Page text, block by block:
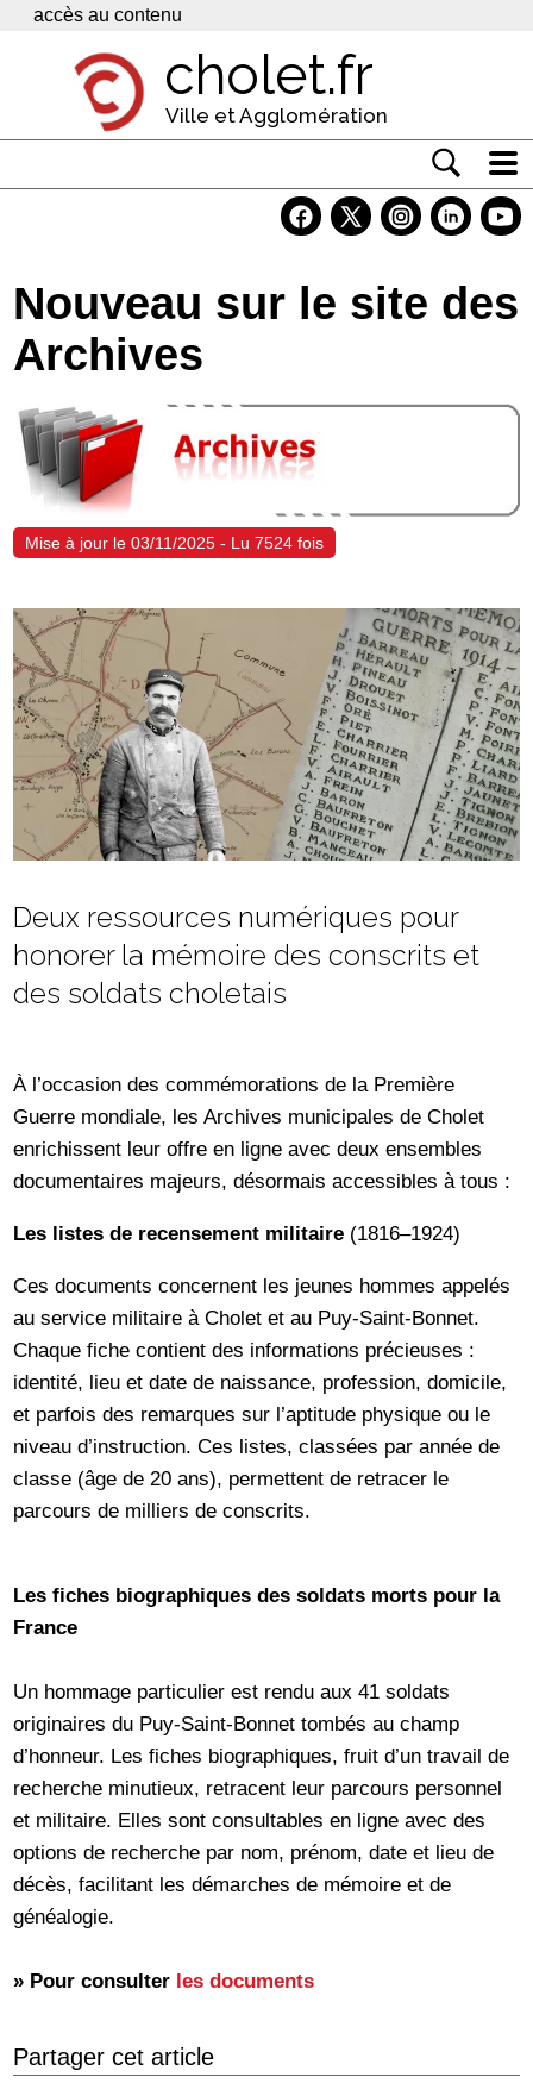
Panneau de gestion des cookies
accès au contenu
cholet.fr
Ville et Agglomération
Economie
Services
Contacts
Nouveau sur le site des
Archives
Mise à jour le 03/11/2025 - Lu 7524 fois
Deux ressources numériques pour
honorer la mémoire des conscrits et
des soldats choletais
À l’occasion des commémorations de la Première
Guerre mondiale, les Archives municipales de Cholet
enrichissent leur offre en ligne avec deux ensembles
documentaires majeurs, désormais accessibles à tous :
Les listes de recensement militaire (1816–1924)
Ces documents concernent les jeunes hommes appelés
au service militaire à Cholet et au Puy-Saint-Bonnet.
Chaque fiche contient des informations précieuses :
identité, lieu et date de naissance, profession, domicile,
et parfois des remarques sur l’aptitude physique ou le
niveau d’instruction. Ces listes, classées par année de
classe (âge de 20 ans), permettent de retracer le
parcours de milliers de conscrits.
Les fiches biographiques des soldats morts pour la
France
Un hommage particulier est rendu aux 41 soldats
originaires du Puy-Saint-Bonnet tombés au champ
d’honneur. Les fiches biographiques, fruit d’un travail de
recherche minutieux, retracent leur parcours personnel
et militaire. Elles sont consultables en ligne avec des
options de recherche par nom, prénom, date et lieu de
décès, facilitant les démarches de mémoire et de
généalogie.
» Pour consulter les documents
Partager cet article